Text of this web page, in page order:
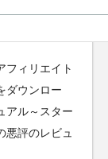
フィリエイト
ダウンロー
アル～スター
悪評のレビュ